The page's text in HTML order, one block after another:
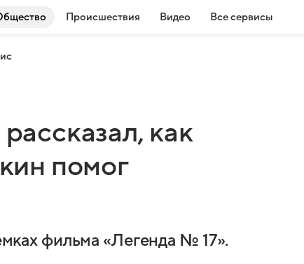
Происшествия Видео Все сервисы
как
помог
фильма «Легенда № 17».